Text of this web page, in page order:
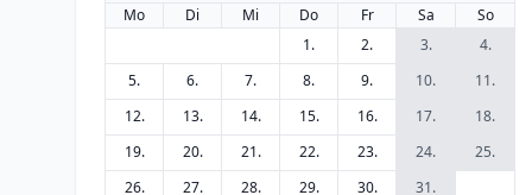
Mo Di Mi Do Fr Sa
So
1.
2. 3.
4.
5.
6. 7. 8. 9. 10.
11.
12.
13. 14. 15. 16. 17.
18.
19.
20. 21. 22. 23. 24.
25.
26.
27. 28. 29. 30. 31.